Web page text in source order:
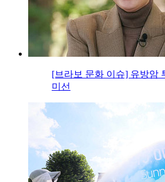
[브라보 문화 이슈] 유방암
미선